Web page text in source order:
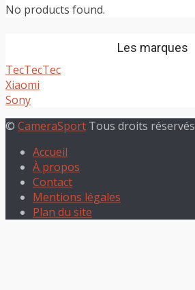
No products found.
Les marques
TecTecTec
Xiaomi
Sony
© CameraSport Tous droits réservés
Accueil
À propos
Contact
Mentions légales
Plan du site